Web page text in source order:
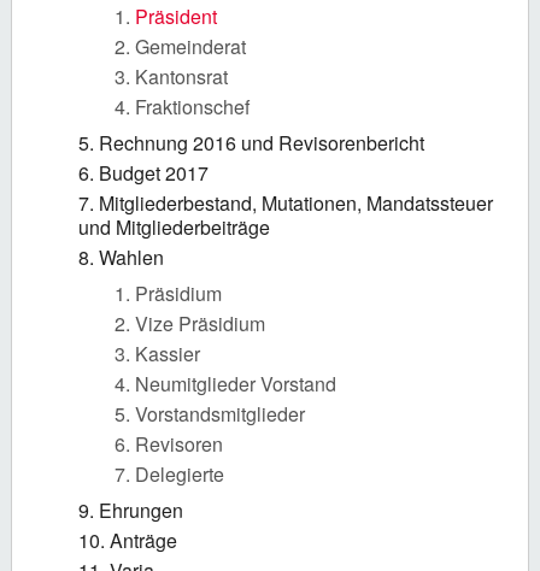
Präsident
Gemeinderat
Kantonsrat
Fraktionschef
Rechnung 2016 und Revisorenbericht
Budget 2017
Mitgliederbestand, Mutationen, Mandatssteuer
und Mitgliederbeiträge
Wahlen
Präsidium
Vize Präsidium
Kassier
Neumitglieder Vorstand
Vorstandsmitglieder
Revisoren
Delegierte
Ehrungen
Anträge